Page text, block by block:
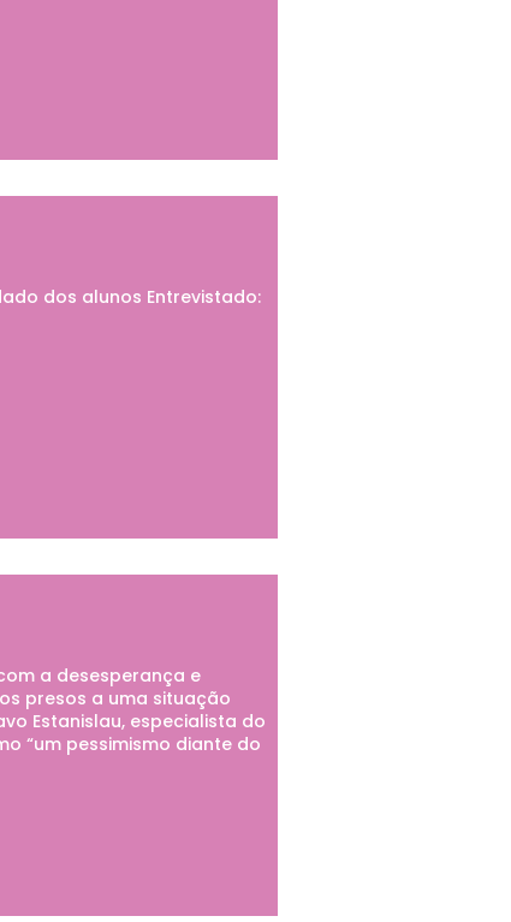
dos alunos Entrevistado:
a desesperança e
presos a uma situação
Estanislau, especialista do
“um pessimismo diante do